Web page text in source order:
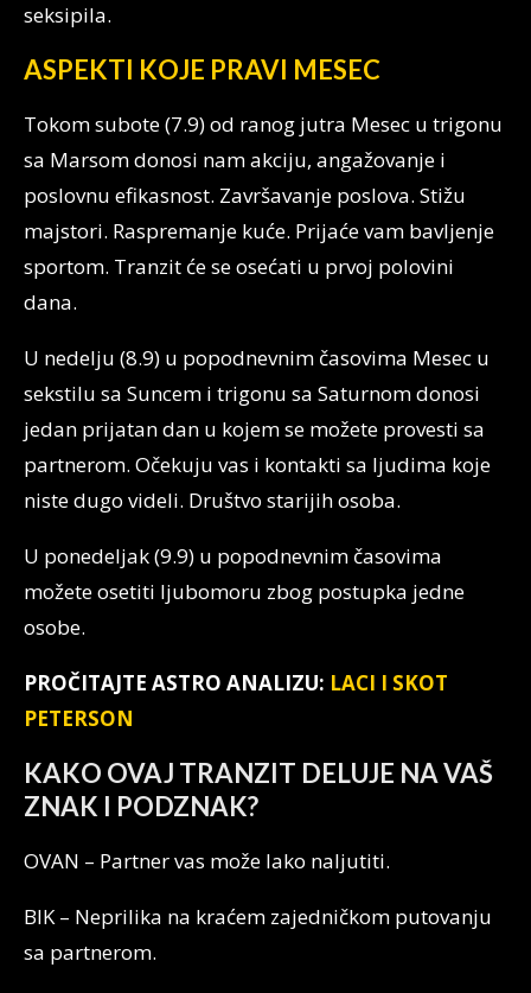
seksipila.
ASPEKTI KOJE PRAVI MESEC
Tokom subote (7.9) od ranog jutra Mesec u trigonu
sa Marsom donosi nam akciju, angažovanje i
poslovnu efikasnost. Završavanje poslova. Stižu
majstori. Raspremanje kuće. Prijaće vam bavljenje
sportom. Tranzit će se osećati u prvoj polovini
dana.
U nedelju (8.9) u popodnevnim časovima Mesec u
sekstilu sa Suncem i trigonu sa Saturnom donosi
jedan prijatan dan u kojem se možete provesti sa
partnerom. Očekuju vas i kontakti sa ljudima koje
niste dugo videli. Društvo starijih osoba.
U ponedeljak (9.9) u popodnevnim časovima
možete osetiti ljubomoru zbog postupka jedne
osobe.
PROČITAJTE ASTRO ANALIZU: LACI I SKOT
PETERSON
KAKO OVAJ TRANZIT DELUJE NA VAŠ
ZNAK I PODZNAK?
OVAN – Partner vas može lako naljutiti.
BIK – Neprilika na kraćem zajedničkom putovanju
sa partnerom.